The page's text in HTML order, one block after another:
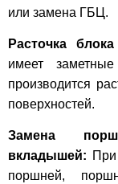
или замена ГБЦ.
Расточка
имеет
производится
поверхностей.
Замена
вкладышей:
поршней,